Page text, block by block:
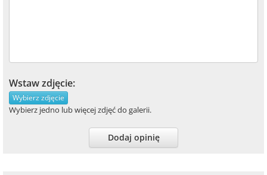
Wstaw zdjęcie:
Wybierz zdjęcie
Wybierz jedno lub więcej zdjęć do galerii.
Dodaj opinię